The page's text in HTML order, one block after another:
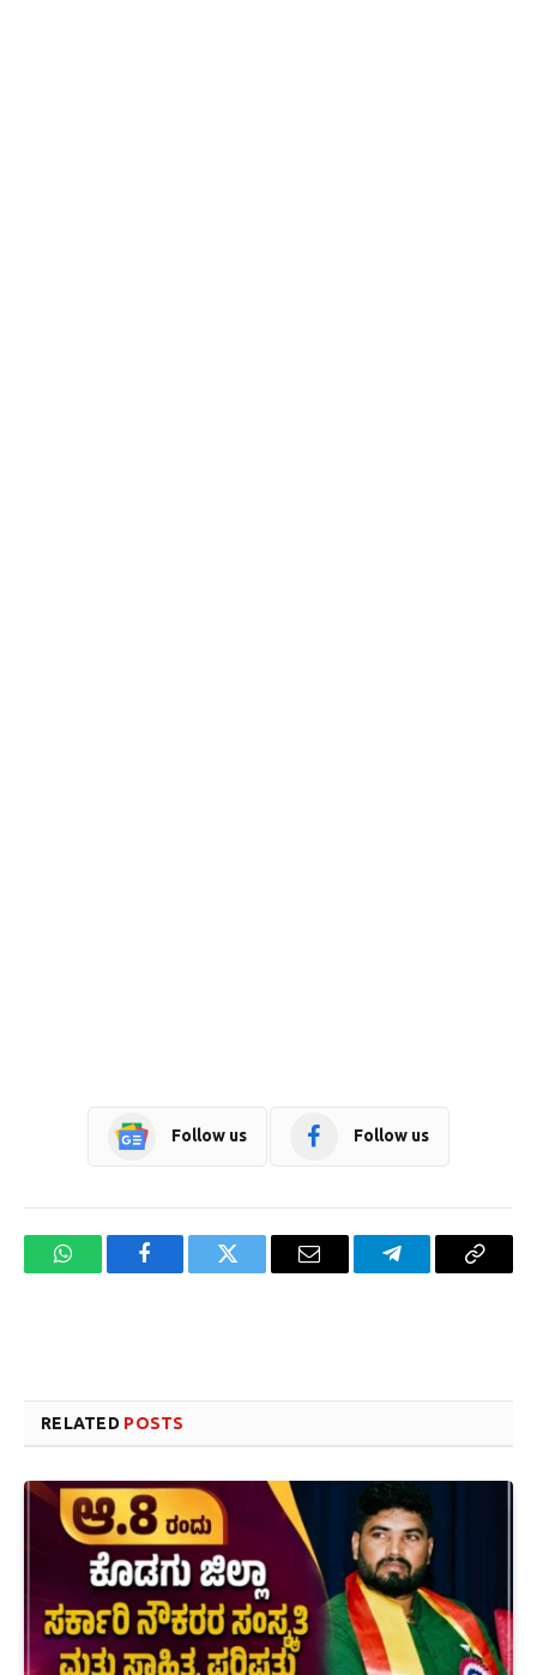
Follow us Follow us
WhatsAppFacebookTwitter Email TelegramCopy
RELATED POSTS